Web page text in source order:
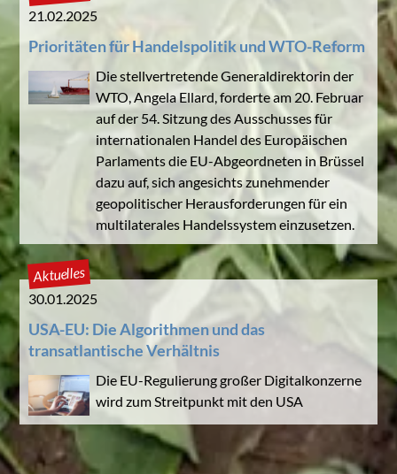
21.02.2025
Prioritäten für Handelspolitik und WTO-Reform
Die stellvertretende Generaldirektorin der
WTO, Angela Ellard, forderte am 20. Februar
auf der 54. Sitzung des Ausschusses für
internationalen Handel des Europäischen
Parlaments die EU-Abgeordneten in Brüssel
dazu auf, sich angesichts zunehmender
geopolitischer Herausforderungen für ein
multilaterales Handelssystem einzusetzen.
Aktuelles
30.01.2025
USA-EU: Die Algorithmen und das
transatlantische Verhältnis
Die EU-Regulierung großer Digitalkonzerne
wird zum Streitpunkt mit den USA